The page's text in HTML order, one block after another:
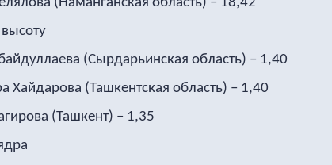
(Сырдарьинская область) – 1,40
Хайдарова (Ташкентская область) – 1,40
(Ташкент) – 1,35